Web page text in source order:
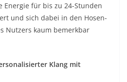
Energie für bis zu 24-Stunden
und sich dabei in den Hosen-
Nutzers kaum bemerkbar
Klang mit